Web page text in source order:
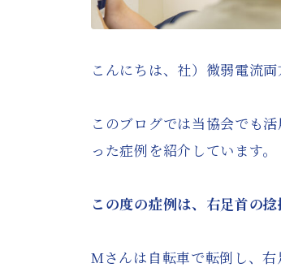
こんにちは、社）微弱電流
このブログでは当協会でも
った症例を紹介しています。
この度の症例は、右足首の
Mさんは自転車で転倒し、